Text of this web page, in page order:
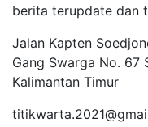
berita terupdate dan
Jalan Kapten
Gang Swarga No. 67
Kalimantan Timur